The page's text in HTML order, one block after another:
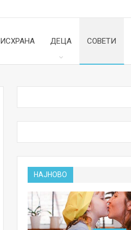
ИСХРАНА ДЕЦА СОВЕТИ
НАЈНОВО